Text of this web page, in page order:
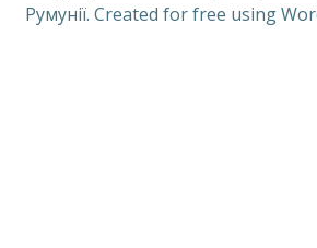
Румунії. Created for free using